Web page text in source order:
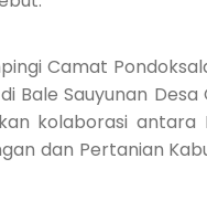
Camat
Bale Sauyunan
kolaborasi antara
dan Pertanian